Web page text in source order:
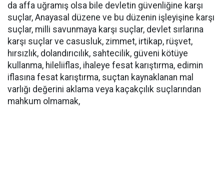
da affa uğramış olsa bile devletin güvenliğine karşı
suçlar, Anayasal düzene ve bu düzenin işleyişine karşı
suçlar, milli savunmaya karşı suçlar, devlet sırlarına
karşı suçlar ve casusluk, zimmet, irtikap, rüşvet,
hırsızlık, dolandırıcılık, sahtecilik, güveni kötüye
kullanma, hileliiflas, ihaleye fesat karıştırma, edimin
iflasına fesat karıştırma, suçtan kaynaklanan mal
varlığı değerini aklama veya kaçakçılık suçlarından
mahkum olmamak,